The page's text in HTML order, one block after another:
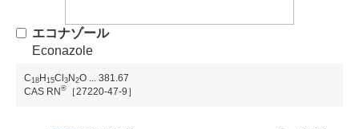
エコナゾール
Econazole
C18 H 15Cl 3 N 2O ... 381.67
CAS RN ® ［27220-47-9］